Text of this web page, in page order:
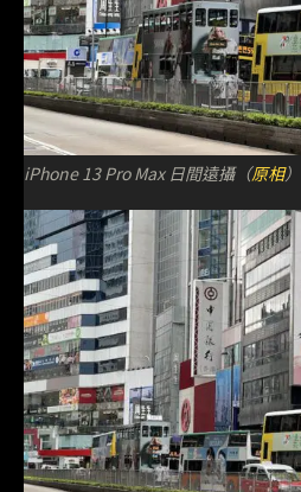
iPhone 13 Pro Max 日間遠攝（原相）